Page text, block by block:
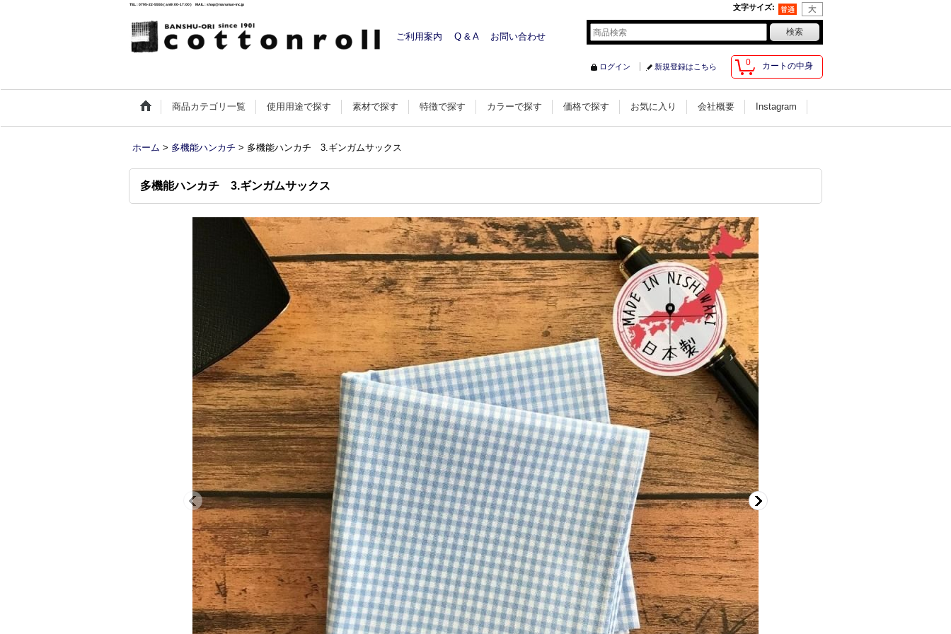
TEL : 0795-22-5555 ( am9:00-17:00 ) MAIL : shop@maruman-inc.jp 文字サイズ:
ご利用案内 Q & A お問い合わせ
0 カートの中身
ログイン 新規登録はこちら
商品カテゴリ一覧 使用用途で探す 素材で探す 特徴で探す カラーで探す 価格で探す お気に入り 会社概要 Instagram
ホーム > 多機能ハンカチ > 多機能ハンカチ 3.ギンガムサックス
多機能ハンカチ 3.ギンガムサックス